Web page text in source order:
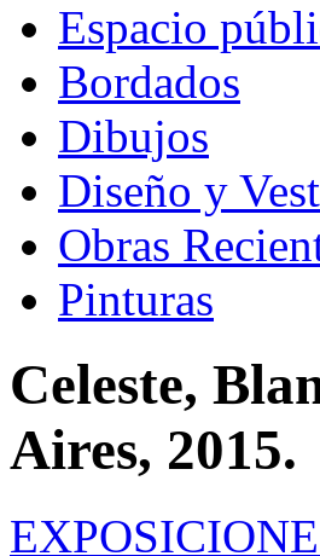
Espacio
Bordados
Dibujos
Diseño y
Obras
Pinturas
Celeste,
Aires, 2015.